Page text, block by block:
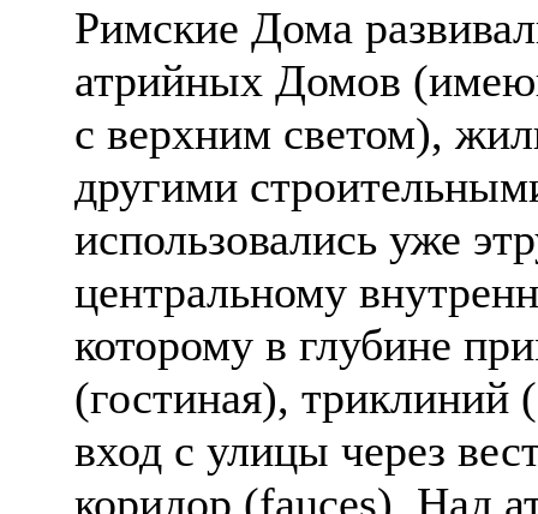
Римские Дома
атрийных Домов
с верхним светом),
другими
использовались уже
центральному
которому в глубине
(гостиная), триклиний
вход с улицы через
коридор (fauces). Над